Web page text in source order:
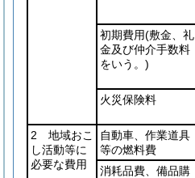
初期費用(敷金、礼
金及び仲介手数料
をいう。)
火災保険料
2 地域おこ
し活動等に
必要な費用
自動車、作業道具
等の燃料費
消耗品費、備品購